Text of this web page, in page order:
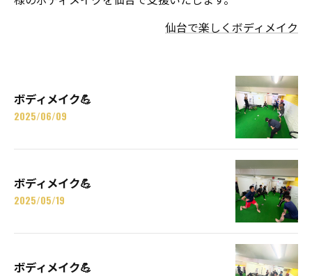
仙台で楽しくボディメイク
ボディメイク💪
2025/06/09
ボディメイク💪
2025/05/19
ボディメイク💪